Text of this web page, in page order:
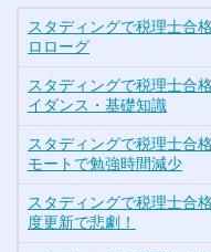
スタディングで税理士合
ロローグ
スタディングで税理士合
イダンス・基礎知識
スタディングで税理士合
モートで勉強時間減少
スタディングで税理士合
度更新で悲劇！